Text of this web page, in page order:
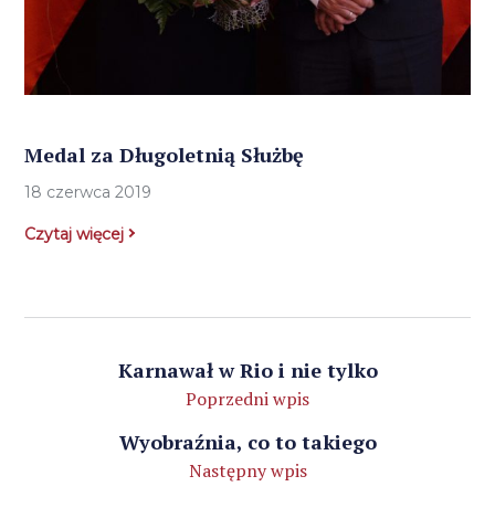
Medal za Długoletnią Służbę
18 czerwca 2019
Czytaj więcej
Karnawał w Rio i nie tylko
Poprzedni wpis
Wyobraźnia, co to takiego
Następny wpis